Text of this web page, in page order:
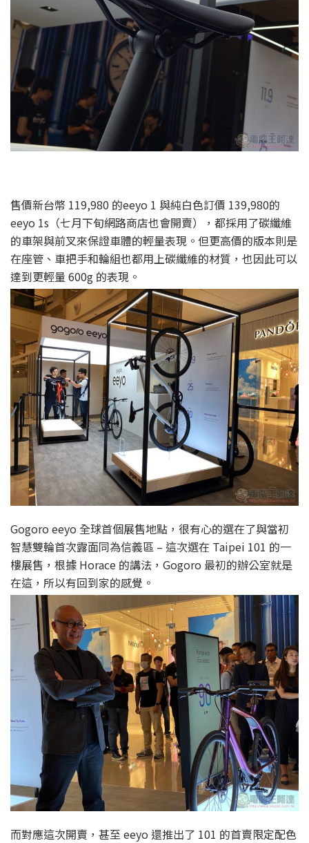
售價新台幣 119,980 的eeyo 1 與純白色訂價 139,980的
eeyo 1s（七月下旬網路商店也會開賣），都採用了碳纖維
的車架與前叉來保證車體的輕量表現。但更高價的版本則是
在座管、車把手和輪組也都用上碳纖維的材質，也因此可以
達到更輕量 600g 的表現。
Gogoro eeyo 全球首個展售地點，很有心的選在了與當初
智慧雙輪首次露面同為信義區 – 這次選在 Taipei 101 的一
樓展售，根據 Horace 的講法，Gogoro 最初的辦公室就是
在這，所以有回到家的感覺。
而對應這次開賣，甚至 eeyo 還推出了 101 的首賣限定配色